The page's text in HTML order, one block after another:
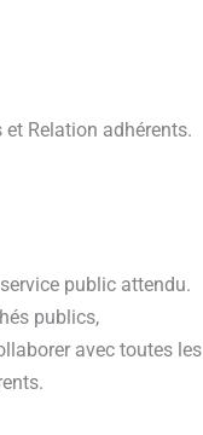
Relation adhérents.
public attendu.
publics,
avec toutes les